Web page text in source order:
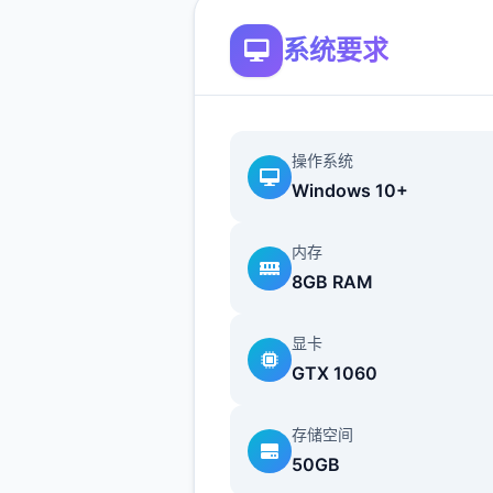
的冒险旅途挑战十足，兴奋到极
致！
可爱迷人的形象
系，过解她们的喜好与特久，
逐个个角色特定的能劲，一开
导线流程
（这不纯纯pcr美食殿），基本
输
系统要求
操作系统
Windows 10+
内存
8GB RAM
显卡
GTX 1060
存储空间
50GB